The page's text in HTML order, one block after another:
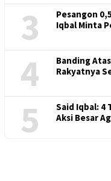
3
Pesangon
Iqbal Minta
4
Banding
Rakyatnya
5
Said Iqbal: 4
Aksi Besar